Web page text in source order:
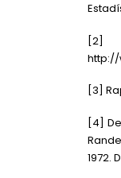
[2]
http://
[3]
[4]
1972.